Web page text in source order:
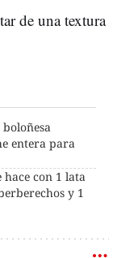
de una textura
entera para
hace con 1 lata
y 1